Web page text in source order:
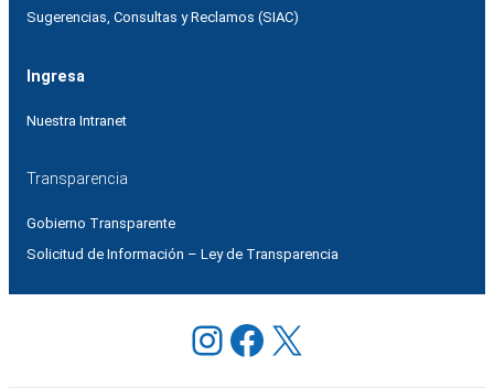
Sugerencias, Consultas y Reclamos (SIAC)
Ingresa
Nuestra Intranet
Transparencia
Gobierno Transparente
Solicitud de Información – Ley de Transparencia
Instagram
Facebook
X